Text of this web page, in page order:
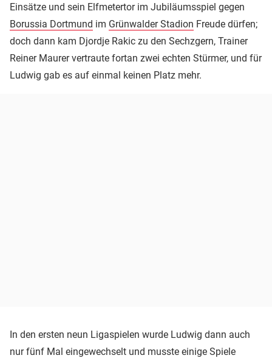
Einsätze und sein Elfmetertor im Jubiläumsspiel gegen
Borussia Dortmund im Grünwalder Stadion Freude dürfen;
doch dann kam Djordje Rakic zu den Sechzgern, Trainer
Reiner Maurer vertraute fortan zwei echten Stürmer, und für
Ludwig gab es auf einmal keinen Platz mehr.
In den ersten neun Ligaspielen wurde Ludwig dann auch
nur fünf Mal eingewechselt und musste einige Spiele